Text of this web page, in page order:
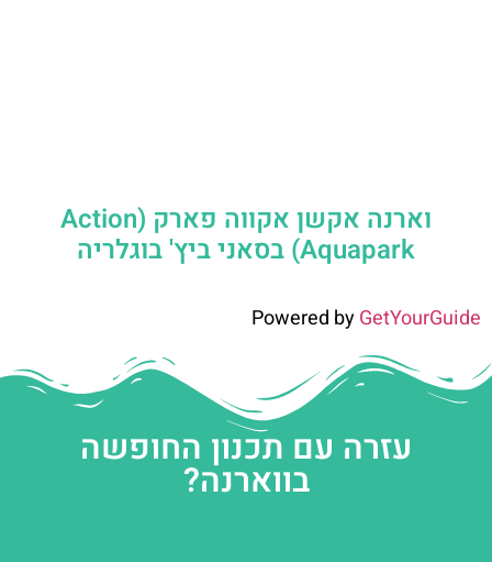
וארנה אקשן אקווה פארק (Action
Aquapark) בסאני ביץ' בוגלריה
Powered byGetYourGuide
עזרה עם תכנון החופשה
בווארנה?